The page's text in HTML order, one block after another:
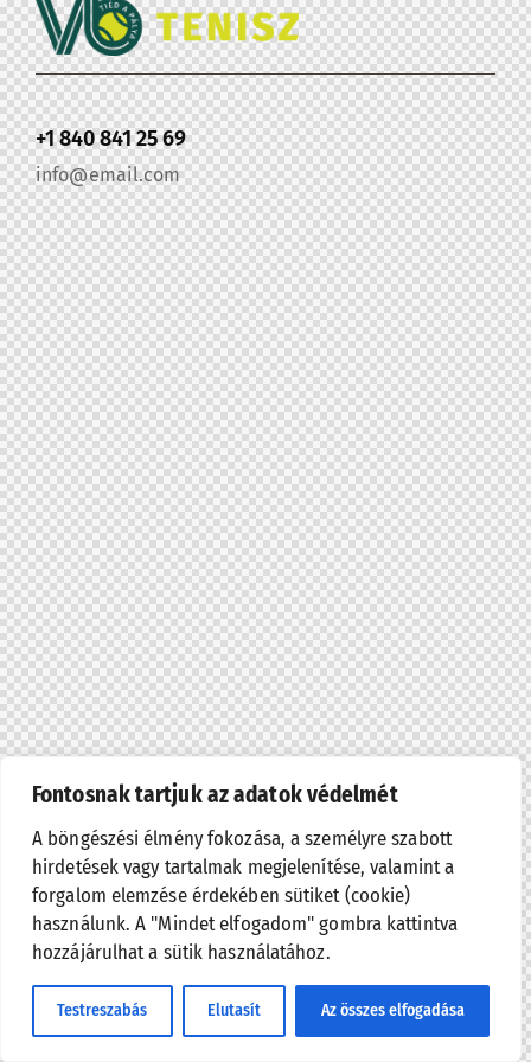
Fontosnak tartjuk az adatok védelmét
A böngészési élmény fokozása, a személyre szabott
hirdetések vagy tartalmak megjelenítése, valamint a
forgalom elemzése érdekében sütiket (cookie)
használunk. A "Mindet elfogadom" gombra kattintva
hozzájárulhat a sütik használatához.
Testreszabás Elutasít Az összes elfogadása
+1 840 841 25 69
info@email.com